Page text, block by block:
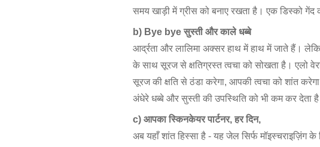
समय खाड़ी में ग्रीस को बनाए रखता है। एक डिस्को गेंद
b) Bye bye सुस्ती और काले धब्बे
आर्द्रता और लालिमा अक्सर हाथ में हाथ में जाते हैं।
के साथ सूरज से क्षतिग्रस्त त्वचा को सोखता है। एलो
सूरज की क्षति से ठंडा करेगा, आपकी त्वचा को शांत
अंधेरे धब्बे और सुस्ती की उपस्थिति को भी कम कर देता
c) आपका स्किनकेयर पार्टनर, हर दिन,
अब यहाँ शांत हिस्सा है - यह जेल सिर्फ